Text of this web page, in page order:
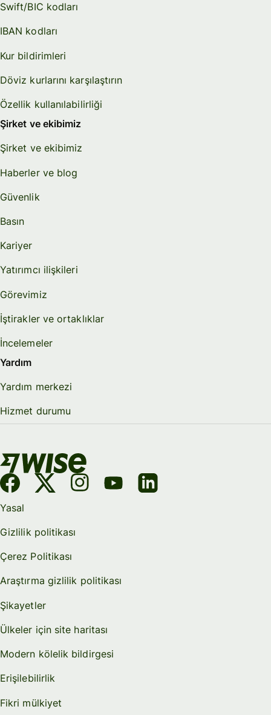
Swift/BIC kodları
IBAN kodları
Kur bildirimleri
Döviz kurlarını karşılaştırın
Özellik kullanılabilirliği
Şirket ve ekibimiz
Şirket ve ekibimiz
Haberler ve blog
Güvenlik
Basın
Kariyer
Yatırımcı ilişkileri
Görevimiz
İştirakler ve ortaklıklar
İncelemeler
Yardım
Yardım merkezi
Hizmet durumu
Yasal
Gizlilik politikası
Çerez Politikası
Araştırma gizlilik politikası
Şikayetler
Ülkeler için site haritası
Modern kölelik bildirgesi
Erişilebilirlik
Fikri mülkiyet